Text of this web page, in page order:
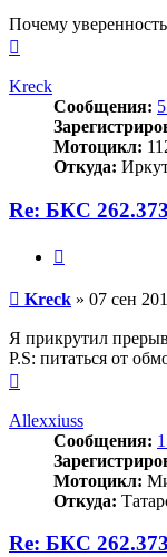
Почему
началу
Kreck
Сообщения:
Мотоцикл:
Откуда:
Re: БКС
Сообщение
Kreck » 07 сен
Я прикрутил
Р.S: питаться от
началу
Allexxiuss
Сообщения:
Мотоцикл:
Откуда:
Re: БКС